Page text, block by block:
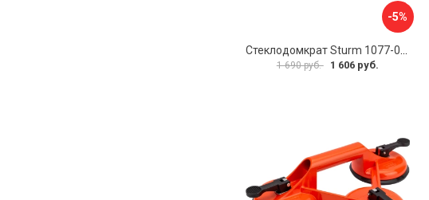
-5%
Стеклодомкрат Sturm 1077-06-04
1 690 руб. 1 606 руб.